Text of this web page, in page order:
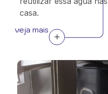
casa.
veja mais